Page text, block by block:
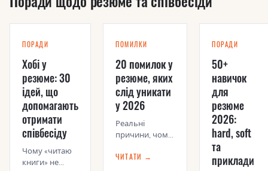
ПОРАДИ
Хобі у
резюме: 30
ідей, що
допомагають
отримати
співбесіду
Чому «читаю
книги» не
ПОМИЛКИ
20 помилок у
резюме, яких
слід уникати
у 2026
Реальні
причини, чому
передзвонив —
ЧИТАТИ →
ПОРАДИ
50+
навичок
для
резюме
2026:
hard, soft
та
приклади